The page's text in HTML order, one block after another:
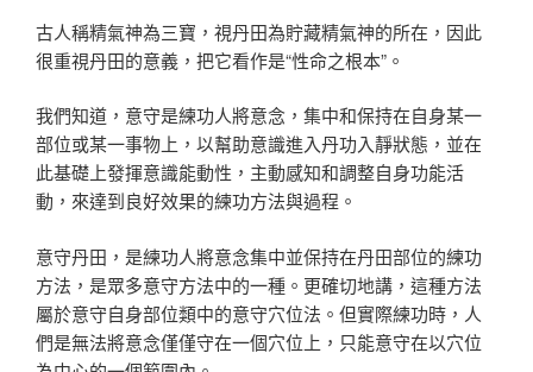
古人稱精氣神為三寶，視丹田為貯藏精氣神的所在，因此
很重視丹田的意義，把它看作是“性命之根本”。
我們知道，意守是練功人將意念，集中和保持在自身某一
部位或某一事物上，以幫助意識進入丹功入靜狀態，並在
此基礎上發揮意識能動性，主動感知和調整自身功能活
動，來達到良好效果的練功方法與過程。
意守丹田，是練功人將意念集中並保持在丹田部位的練功
方法，是眾多意守方法中的一種。更確切地講，這種方法
屬於意守自身部位類中的意守穴位法。但實際練功時，人
們是無法將意念僅僅守在一個穴位上，只能意守在以穴位